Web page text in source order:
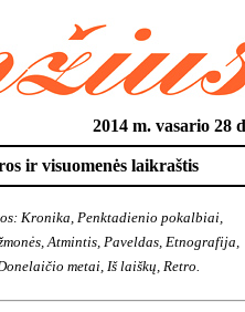
2014 m. vasario 28
ir visuomenės laikraštis
Kronika, Penktadienio pokalbiai,
Atmintis, Paveldas, Etnografija,
metai, Iš laiškų, Retro.